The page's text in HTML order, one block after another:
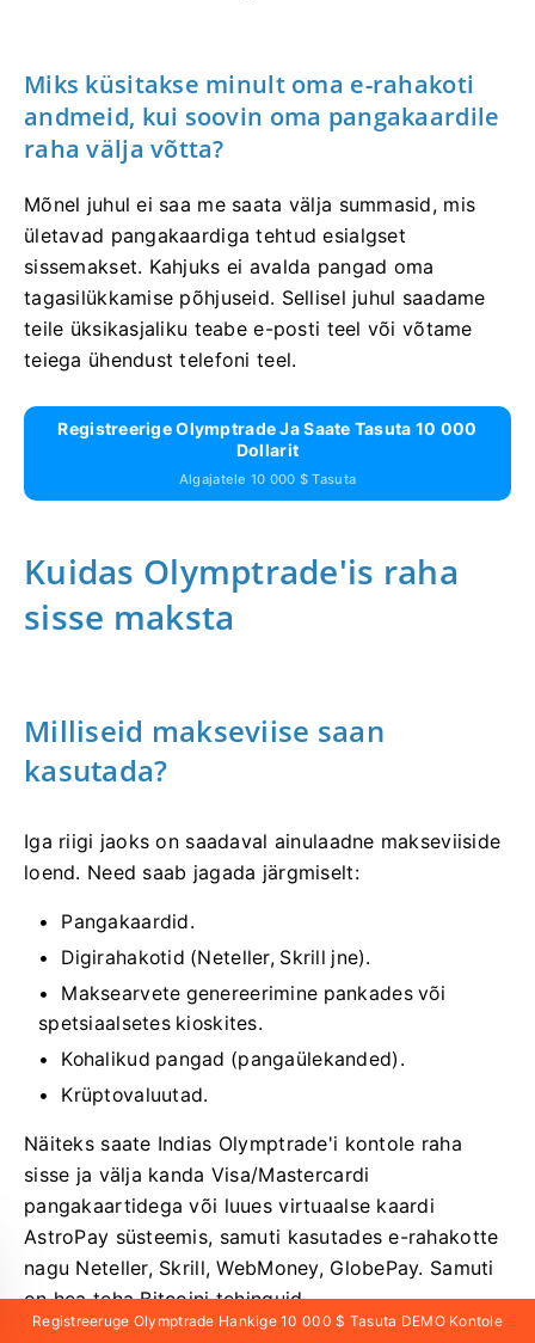
Miks küsitakse minult oma e-rahakoti
andmeid, kui soovin oma pangakaardile
raha välja võtta?
Mõnel juhul ei saa me saata välja summasid, mis
ületavad pangakaardiga tehtud esialgset
sissemakset. Kahjuks ei avalda pangad oma
tagasilükkamise põhjuseid. Sellisel juhul saadame
teile üksikasjaliku teabe e-posti teel või võtame
teiega ühendust telefoni teel.
Registreerige Olymptrade Ja Saate Tasuta 10 000
Dollarit
Algajatele 10 000 $ Tasuta
Kuidas Olymptrade'is raha
sisse maksta
Milliseid makseviise saan
kasutada?
Iga riigi jaoks on saadaval ainulaadne makseviiside
loend. Need saab jagada järgmiselt:
Pangakaardid.
Digirahakotid (Neteller, Skrill jne).
Maksearvete genereerimine pankades või
spetsiaalsetes kioskites.
Kohalikud pangad (pangaülekanded).
Krüptovaluutad.
Näiteks saate Indias Olymptrade'i kontole raha
sisse ja välja kanda Visa/Mastercardi
pangakaartidega või luues virtuaalse kaardi
AstroPay süsteemis, samuti kasutades e-rahakotte
nagu Neteller, Skrill, WebMoney, GlobePay. Samuti
on hea teha Bitcoini tehinguid.
Registreeruge Olymptrade Hankige 10 000 $ Tasuta DEMO Kontole